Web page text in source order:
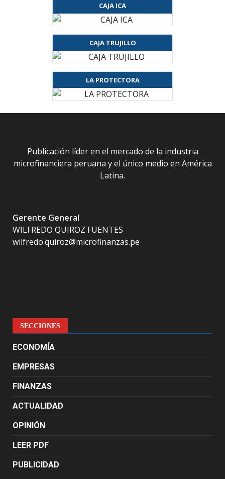
CAJA ICA
CAJA TRUJILLO
LA PROTECTORA
Publicación líder en el mercado de la industria
microfinanciera peruana y el único medio en América
Latina.
Gerente General
WILFREDO QUIROZ FUENTES
wilfredo.quiroz@microfinanzas.pe
SECCIONES
ECONOMÍA
EMPRESAS
FINANZAS
ACTUALIDAD
OPINIÓN
LEER PDF
PUBLICIDAD